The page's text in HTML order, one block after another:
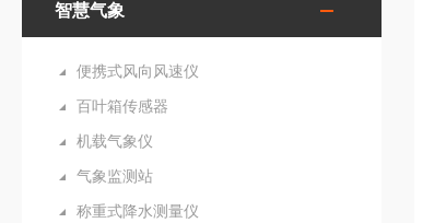
智慧气象
便携式风向风速仪
百叶箱传感器
机载气象仪
气象监测站
称重式降水测量仪